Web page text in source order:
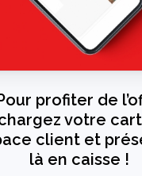
profiter de
votre
client et
là en caisse !